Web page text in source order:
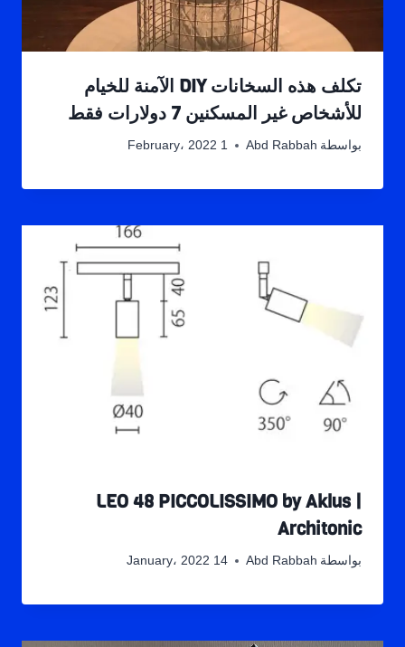
تكلف هذه السخانات DIY الآمنة للخيام
للأشخاص غير المسكنين 7 دولارات فقط
بواسطة Abd Rabbah 1 February، 2022
LEO 48 PICCOLISSIMO by Aklus |
Architonic
بواسطة Abd Rabbah 14 January، 2022